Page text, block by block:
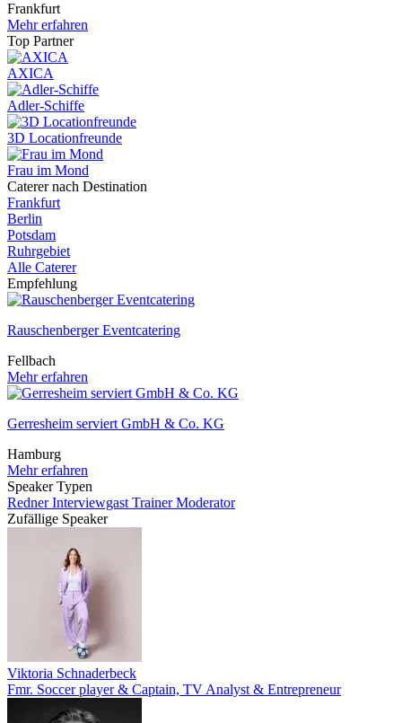
Frankfurt
Mehr erfahren
Top Partner
AXICA
Adler-Schiffe
3D Locationfreunde
Frau im Mond
Caterer nach Destination
Frankfurt
Berlin
Potsdam
Ruhrgebiet
Alle Caterer
Empfehlung
Rauschenberger Eventcatering
Fellbach
Mehr erfahren
Gerresheim serviert GmbH & Co. KG
Hamburg
Mehr erfahren
Speaker Typen
RednerInterviewgast TrainerModerator
Zufällige Speaker
Viktoria Schnaderbeck
Fmr. Soccer player & Captain, TV Analyst & Entrepreneur